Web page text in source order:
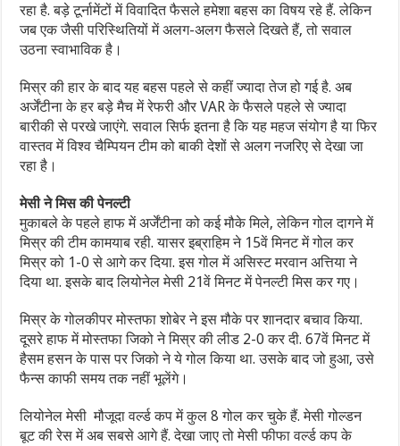
रहा है. बड़े टूर्नामेंटों में विवादित फैसले हमेशा बहस का विषय रहे हैं. लेकिन
जब एक जैसी परिस्थितियों में अलग-अलग फैसले दिखते हैं, तो सवाल
उठना स्वाभाविक है।
मिस्र की हार के बाद यह बहस पहले से कहीं ज्यादा तेज हो गई है. अब
अर्जेंटीना के हर बड़े मैच में रेफरी और VAR के फैसले पहले से ज्यादा
बारीकी से परखे जाएंगे. सवाल सिर्फ इतना है कि यह महज संयोग है या फिर
वास्तव में विश्व चैम्पियन टीम को बाकी देशों से अलग नजरिए से देखा जा
रहा है।
मेसी ने मिस की पेनल्टी
मुकाबले के पहले हाफ में अर्जेंटीना को कई मौके मिले, लेकिन गोल दागने में
मिस्र की टीम कामयाब रही. यासर इब्राहिम ने 15वें मिनट में गोल कर
मिस्र को 1-0 से आगे कर दिया. इस गोल में असिस्ट मरवान अत्तिया ने
दिया था. इसके बाद लियोनेल मेसी 21वें मिनट में पेनल्टी मिस कर गए।
मिस्र के गोलकीपर मोस्तफा शोबेर ने इस मौके पर शानदार बचाव किया.
दूसरे हाफ में मोस्तफा जिको ने मिस्र की लीड 2-0 कर दी. 67वें मिनट में
हैसम हसन के पास पर जिको ने ये गोल किया था. उसके बाद जो हुआ, उसे
फैन्स काफी समय तक नहीं भूलेंगे।
लियोनेल मेसी मौजूदा वर्ल्ड कप में कुल 8 गोल कर चुके हैं. मेसी गोल्डन
बूट की रेस में अब सबसे आगे हैं. देखा जाए तो मेसी फीफा वर्ल्ड कप के